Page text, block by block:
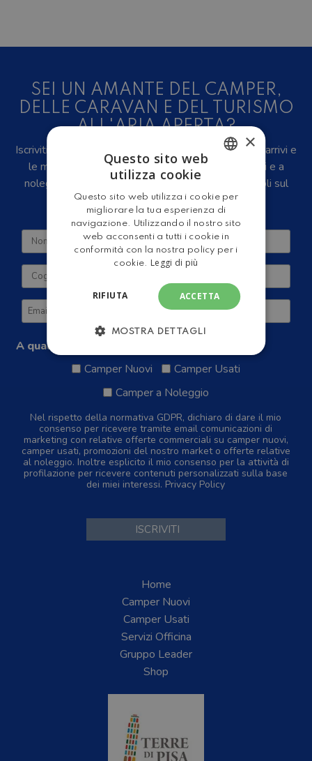
SEI UN AMANTE DEL CAMPER,
DELLE CARAVAN E DEL TURISMO
ALL'ARIA APERTA?
Iscriviti alla newsletter, riceverai in anteprima i nuovi arrivi e
le migliori offerte su camper e caravan nuovi, usati e a
noleggio, eventi, video recensioni, iniziative e articoli sul
mondo del turismo outdoor.
A quale tipologia di camper sei interessato?
Camper Nuovi
Camper Usati
Camper a Noleggio
Nel rispetto della normativa GDPR, dichiaro di dare il mio
consenso per ricevere tramite email comunicazioni di
marketing con relative offerte commerciali su camper nuovi,
camper usati, promozioni del nostro market o offerte relative
al noleggio. Inoltre esplicito il mio consenso per la attività di
profilazione per ricevere contenuti personalizzati sulla base
dei miei interessi. Privacy Policy
Home
Camper Nuovi
Camper Usati
Servizi Officina
Gruppo Leader
Shop
ENGLISH
×
Questo sito web
utilizza cookie
Questo sito web utilizza i cookie per
migliorare la tua esperienza di
navigazione. Utilizzando il nostro sito
web acconsenti a tutti i cookie in
conformità con la nostra policy per i
cookie.
Leggi di più
ACCETTA
RIFIUTA
MOSTRA DETTAGLI